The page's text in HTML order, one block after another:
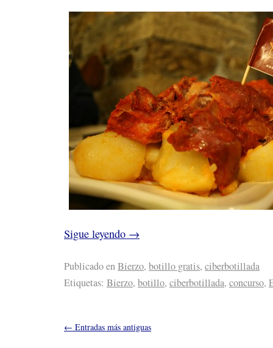
Sigue leyendo →
Publicado enBierzo, botillo gratis, ciberbotillada
Etiquetas: Bierzo, botillo, ciberbotillada, concurso,
← Entradas más antiguas